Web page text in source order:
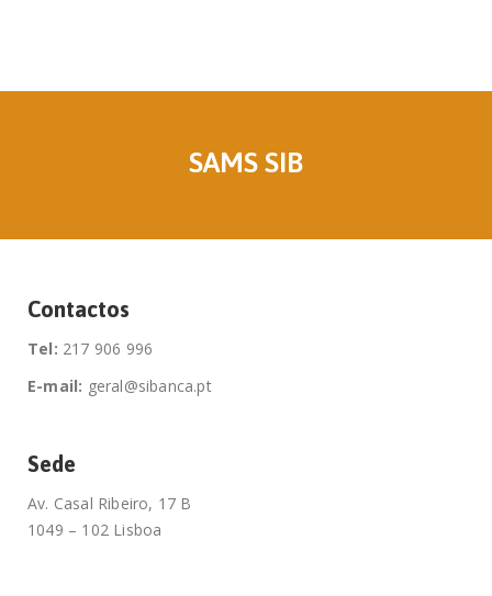
SAMS SIB
Contactos
Tel: 217 906 996
E-mail: geral@sibanca.pt
Sede
Av. Casal Ribeiro, 17 B
1049 – 102 Lisboa